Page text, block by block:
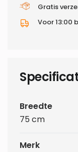
Gratis
Voor 13:00
Breedte
75 cm
Merk